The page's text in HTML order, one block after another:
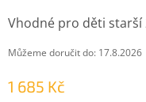
1 685 Kč
Můžeme doručit do: 17.8.2026
Vhodné pro děti starší